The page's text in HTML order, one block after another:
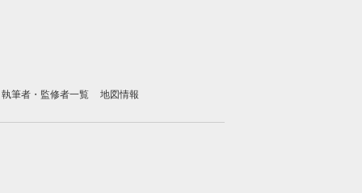
執筆者・監修者一覧 地図情報